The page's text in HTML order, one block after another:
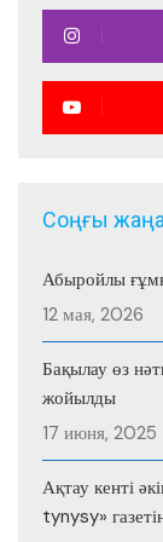
Соңғы
Абыройлы
12 мая, 2026
Бақылау өз
жойылды
17 июня, 2025
Ақтау кенті
tynysy»